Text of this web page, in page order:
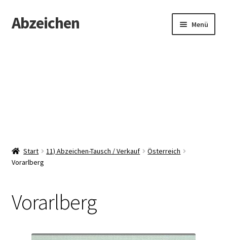
Zur
Navigation
Zum
Inhalt
Abzeichen Menü
Start 11) Abzeichen-Tausch / Verkauf
Österreich
Vorarlberg
Vorarlberg